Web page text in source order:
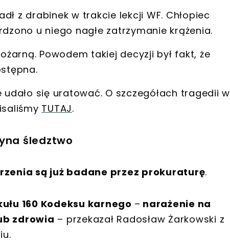
z drabinek w trakcie lekcji WF. Chłopiec
u niego nagłe zatrzymanie krążenia.
Powodem takiej decyzji był fakt, że
.
udało się uratować. O szczegółach tragedii w
TUTAJ.
śledztwo
są już badane przez prokuraturę.
160 Kodeksu karnego – narażenie na
zdrowia – przekazał Radosław Żarkowski z